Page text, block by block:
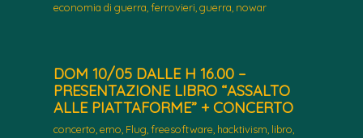
economia di guerra,ferrovieri,guerra, nowar
DOM 10/05 DALLE H 16.00 –
PRESENTAZIONE LIBRO “ASSALTO
ALLE PIATTAFORME” + CONCERTO
concerto emo Flug freesoftware hacktivism libro